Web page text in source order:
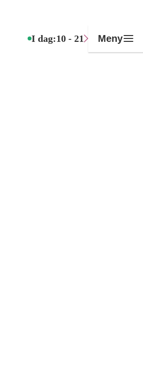
I dag:10 - 21 Meny